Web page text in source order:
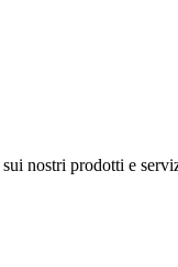
nostri prodotti e